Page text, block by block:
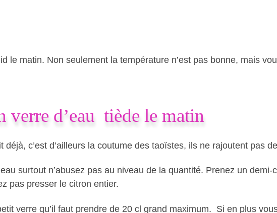
le matin. Non seulement la température n’est pas bonne, mais
verre d’eau tiède le matin
déjà, c’est d’ailleurs la coutume des taoïstes, ils ne rajoutent pas
surtout n’abusez pas au niveau de la quantité. Prenez un
pas presser le citron entier.
verre qu’il faut prendre de 20 cl grand maximum. Si en plus